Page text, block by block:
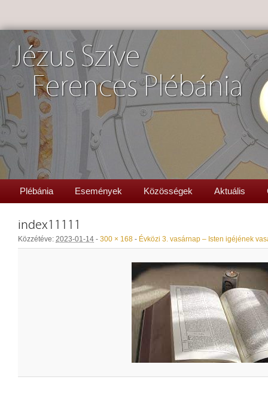
Jézus Szíve
Ferences Plébánia
Plébánia Események Közösségek Aktuális
index11111
Közzétéve: 2023-01-14 - 300 × 168 - Évközi 3. vasárnap – Isten igéjének